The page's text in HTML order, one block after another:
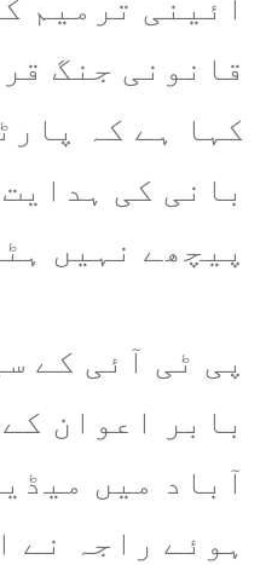
قانونی جنگ
کہا ہے کہ
بانی کی
پیچھے نہیں
پی ٹی آئی کے
بابر اعوان
آباد میں
ہوئے راجہ نے